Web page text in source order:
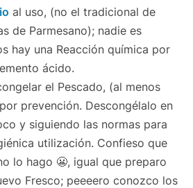
al uso, (no el tradicional de
de Parmesano); nadie es
hay una Reacción química por
ácido.
el Pescado, (al menos
prevención. Descongélalo en
y siguiendo las normas para
utilización. Confieso que
lo hago 😬, igual que preparo
Fresco; peeeero conozco los